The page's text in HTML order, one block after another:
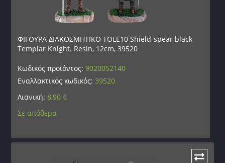
ΦΙΓΟΥΡΑ ΔΙΑΚΟΣΜΗΤΙΚΟ TOLE10 Shield-spear black
Templar Knight. Resin, 12cm, 39520
Κωδικός προϊόντος:9020052140
Εναλλακτικός κωδικός: 39520
Λιανική:8,90€
Σε απόθεμα